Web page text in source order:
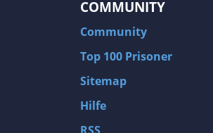
COMMUNITY
Community
Top 100 Prisoner
Sitemap
Hilfe